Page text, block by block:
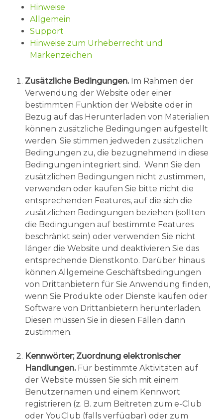
Hinweise
Allgemein
Support
Hinweise zum Urheberrecht und
Markenzeichen
Zusätzliche Bedingungen. Im Rahmen der
Verwendung der Website oder einer
bestimmten Funktion der Website oder in
Bezug auf das Herunterladen von Materialien
können zusätzliche Bedingungen aufgestellt
werden. Sie stimmen jedweden zusätzlichen
Bedingungen zu, die bezugnehmend in diese
Bedingungen integriert sind. Wenn Sie den
zusätzlichen Bedingungen nicht zustimmen,
verwenden oder kaufen Sie bitte nicht die
entsprechenden Features, auf die sich die
zusätzlichen Bedingungen beziehen (sollten
die Bedingungen auf bestimmte Features
beschränkt sein) oder verwenden Sie nicht
länger die Website und deaktivieren Sie das
entsprechende Dienstkonto. Darüber hinaus
können Allgemeine Geschäftsbedingungen
von Drittanbietern für Sie Anwendung finden,
wenn Sie Produkte oder Dienste kaufen oder
Software von Drittanbietern herunterladen.
Diesen müssen Sie in diesen Fällen dann
zustimmen.
Kennwörter; Zuordnung elektronischer
Handlungen. Für bestimmte Aktivitäten auf
der Website müssen Sie sich mit einem
Benutzernamen und einem Kennwort
registrieren (z. B. zum Beitreten zum e-Club
oder YouClub (falls verfügbar) oder zum